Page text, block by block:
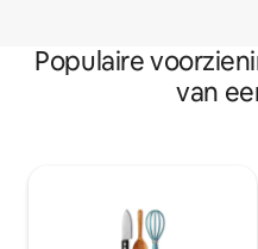
Populaire
van